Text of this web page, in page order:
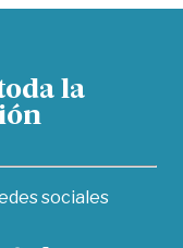
la
sociales